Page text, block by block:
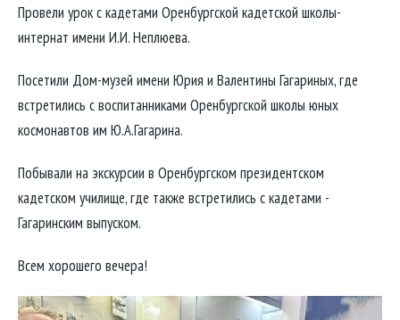
Провели урок с кадетами Оренбургской кадетской школы-
интернат имени И.И. Неплюева.
Посетили Дом-музей имени Юрия и Валентины Гагариных, где
встретились с воспитанниками Оренбургской школы юных
космонавтов им Ю.А.Гагарина.
Побывали на экскурсии в Оренбургском президентском
кадетском училище, где также встретились с кадетами -
Гагаринским выпуском.
Всем хорошего вечера!